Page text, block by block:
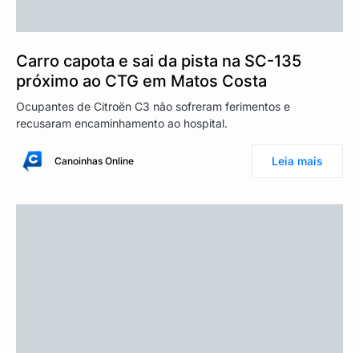
Carro capota e sai da pista na SC-135
próximo ao CTG em Matos Costa
Ocupantes de Citroën C3 não sofreram ferimentos e
recusaram encaminhamento ao hospital.
Canoinhas Online Leia mais